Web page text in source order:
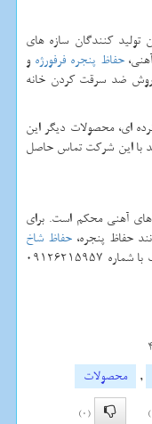
تولید کنندگان سازه های
حفاظ پنجره فرفورژه و
ضد سرقت کردن خانه
ای، محصولات دیگر این
با این شرکت تماس حاصل
آهنی محکم است. برای
حفاظ پنجره،حفاظ شاخ
روی دیوار و حفاظ درب آپارتمان و پارکینگ با شماره 09126215957
,
محصولات
(0)